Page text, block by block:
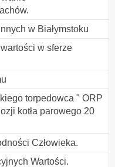
w Białymstoku
w sferze
torpedowca " ORP
kotła parowego 20
Człowieka.
Wartości.